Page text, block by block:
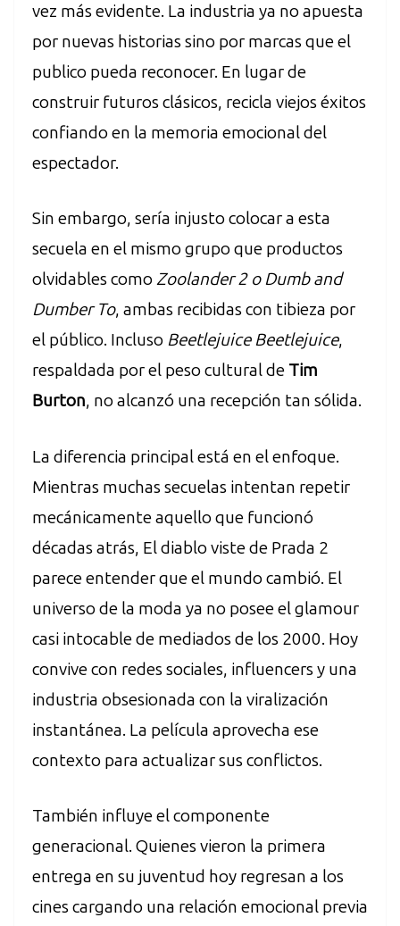
vez más evidente. La industria ya no apuesta
por nuevas historias sino por marcas que el
publico pueda reconocer. En lugar de
construir futuros clásicos, recicla viejos éxitos
confiando en la memoria emocional del
espectador.
Sin embargo, sería injusto colocar a esta
secuela en el mismo grupo que productos
olvidables como Zoolander 2 o Dumb and
Dumber To, ambas recibidas con tibieza por
el público. Incluso Beetlejuice Beetlejuice,
respaldada por el peso cultural de Tim
Burton, no alcanzó una recepción tan sólida.
La diferencia principal está en el enfoque.
Mientras muchas secuelas intentan repetir
mecánicamente aquello que funcionó
décadas atrás, El diablo viste de Prada 2
parece entender que el mundo cambió. El
universo de la moda ya no posee el glamour
casi intocable de mediados de los 2000. Hoy
convive con redes sociales, influencers y una
industria obsesionada con la viralización
instantánea. La película aprovecha ese
contexto para actualizar sus conflictos.
También influye el componente
generacional. Quienes vieron la primera
entrega en su juventud hoy regresan a los
cines cargando una relación emocional previa